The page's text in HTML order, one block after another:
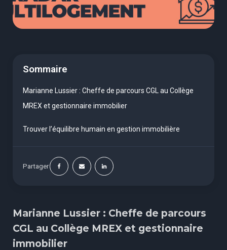
Sommaire
Marianne Lussier : Cheffe de parcours CGL au Collège
MREX et gestionnaire immobilier
Trouver l’équilibre humain en gestion immobilière
Partager
Marianne Lussier : Cheffe de parcours
CGL au Collège MREX et gestionnaire
immobilier